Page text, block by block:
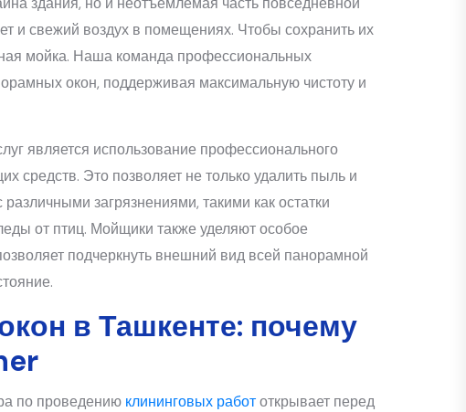
и свежий воздух в помещениях. Чтобы сохранить их
мойка. Наша команда профессиональных
окон, поддерживая максимальную чистоту и
является использование профессионального
средств. Это позволяет не только удалить пыль и
загрязнениями, такими как остатки
от птиц. Мойщики также уделяют особое
подчеркнуть внешний вид всей панорамной
в Ташкенте: почему
по проведению клининговых работоткрывает перед